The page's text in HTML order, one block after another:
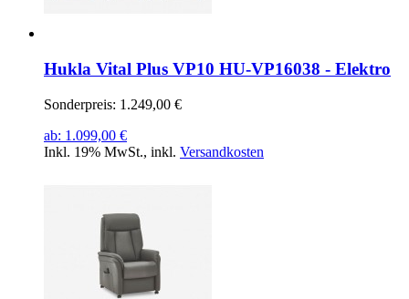
Hukla Vital Plus VP10 HU-VP16038 - Elektro
Sonderpreis: 1.249,00 €
ab: 1.099,00 €
Inkl. 19% MwSt., inkl. Versandkosten